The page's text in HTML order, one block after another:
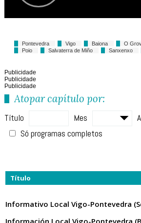
Pontevedra Vigo Baiona O
Poio
Salvaterra de Miño Sanxenxo
Publicidade
Publicidade
Publicidade
Atopar capítulo por:
Título Mes
Só programas completos
Título
Informativo Local Vigo-Pontevedra